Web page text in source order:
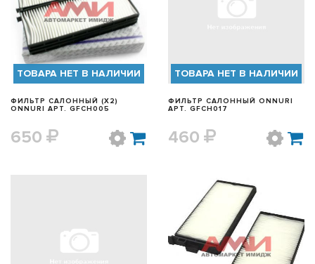
БЫСТРЫЙ ПРОСМОТР
ТОВАРА НЕТ В НАЛИЧИИ
ФИЛЬТР САЛОННЫЙ (X2)
ONNURI АРТ. GFCH005
650
ТОВАРА НЕТ В НАЛИЧИИ
ФИЛЬТР САЛОННЫЙ ONNURI
АРТ. GFCH017
460
БЫСТРЫЙ ПРОСМОТР